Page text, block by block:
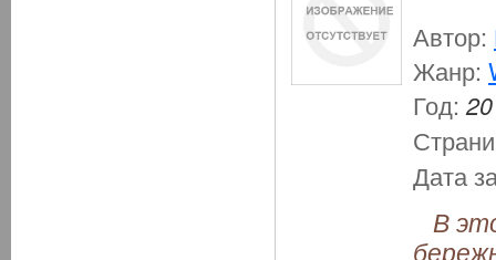
Автор:
Жанр:
Год:
Дата
В